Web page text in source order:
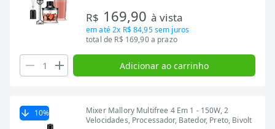
R$ 169,90 à vista
em até2x R$ 84,95sem juros
total de R$ 169,90 a prazo
Adicionar ao carrinho
10%
Mixer Mallory Multifree 4 Em 1 - 150W, 2
Velocidades, Processador, Batedor, Preto, Bivolt